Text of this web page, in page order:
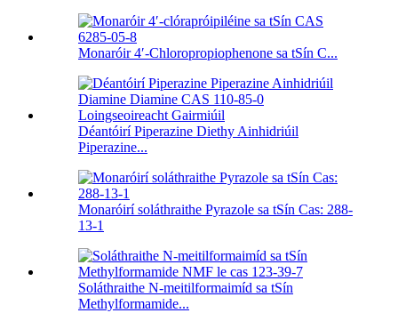
Monaróir 4′-Chloropropiophenone sa tSín C...
Déantóirí Piperazine Diethy Ainhidriúil
Piperazine...
Monaróirí soláthraithe Pyrazole sa tSín Cas: 288-
13-1
Soláthraithe N-meitilformaimíd sa tSín
Methylformamide...